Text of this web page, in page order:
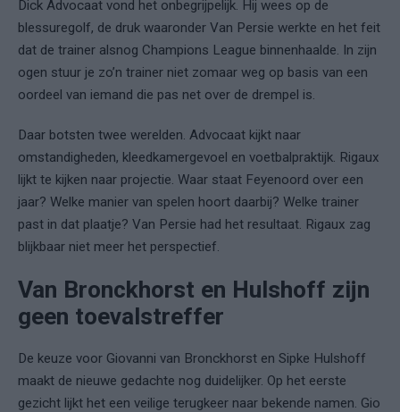
Dick Advocaat vond het onbegrijpelijk. Hij wees op de
blessuregolf, de druk waaronder Van Persie werkte en het feit
dat de trainer alsnog Champions League binnenhaalde. In zijn
ogen stuur je zo’n trainer niet zomaar weg op basis van een
oordeel van iemand die pas net over de drempel is.
Daar botsten twee werelden. Advocaat kijkt naar
omstandigheden, kleedkamergevoel en voetbalpraktijk. Rigaux
lijkt te kijken naar projectie. Waar staat Feyenoord over een
jaar? Welke manier van spelen hoort daarbij? Welke trainer
past in dat plaatje? Van Persie had het resultaat. Rigaux zag
blijkbaar niet meer het perspectief.
Van Bronckhorst en Hulshoff zijn
geen toevalstreffer
De keuze voor Giovanni van Bronckhorst en Sipke Hulshoff
maakt de nieuwe gedachte nog duidelijker. Op het eerste
gezicht lijkt het een veilige terugkeer naar bekende namen. Gio